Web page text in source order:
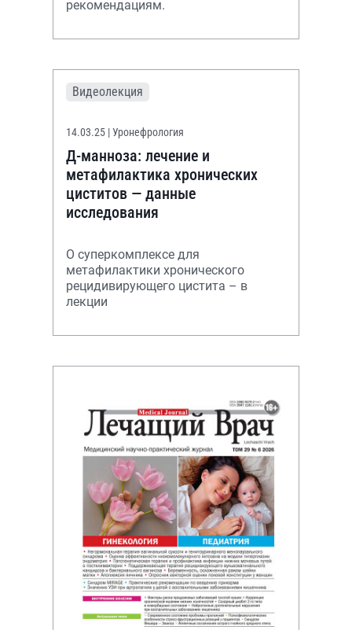
рекомендациям.
Видеолекция
14.03.25 | Уронефрология
Д-манноза: лечение и
метафилактика хронических
циститов — данные
исследования
О суперкомплексе для
метафилактики хронического
рецидивирующего цистита – в
лекции